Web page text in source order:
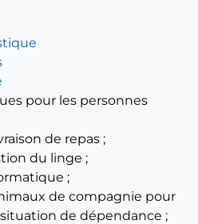
pour les personnes
de repas ;
du linge ;
;
de compagnie pour
de dépendance ;